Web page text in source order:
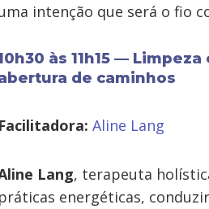
intenção que será o fio
às 11h15 —
de caminhos
Aline Lang
Lang, terapeuta
energéticas,